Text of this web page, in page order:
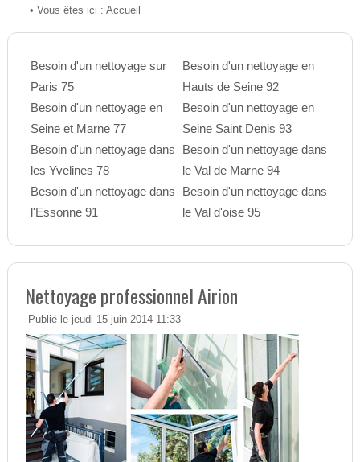
• Vous êtes ici : Accueil
Besoin d'un nettoyage sur
Paris 75
Besoin d'un nettoyage en
Seine et Marne 77
Besoin d'un nettoyage dans
les Yvelines 78
Besoin d'un nettoyage dans
l'Essonne 91
Besoin d'un nettoyage en
Hauts de Seine 92
Besoin d'un nettoyage en
Seine Saint Denis 93
Besoin d'un nettoyage dans
le Val de Marne 94
Besoin d'un nettoyage dans
le Val d'oise 95
Nettoyage professionnel Airion
Publié le jeudi 15 juin 2014 11:33